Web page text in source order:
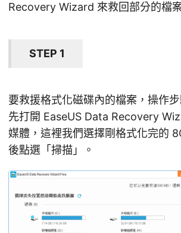
Recovery Wizard 來救回部分的檔
STEP 1
要救援格式化磁碟內的檔案，操作
先打開 EaseUS Data Recovery
媒體，這裡我們選擇剛格式化完的
後點選「掃描」。